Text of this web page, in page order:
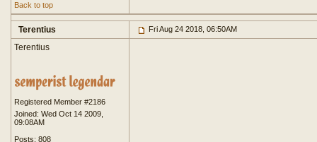
Back to top
Terentius Fri Aug 24 2018, 06:50AM
Terentius
Registered Member #2186
Joined: Wed Oct 14 2009,
09:08AM
Posts: 808